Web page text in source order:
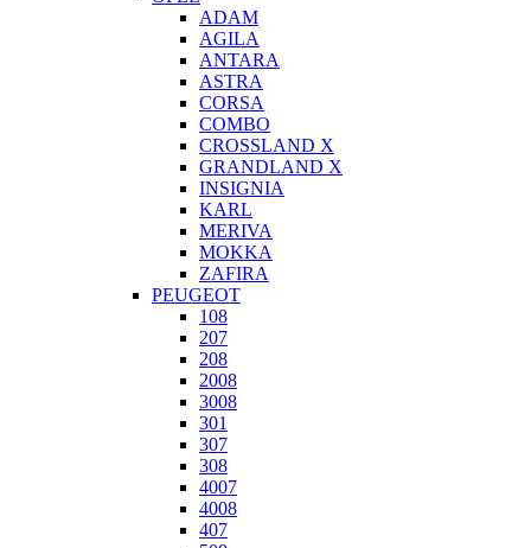
ADAM
AGILA
ANTARA
ASTRA
CORSA
COMBO
CROSSLAND X
GRANDLAND X
INSIGNIA
KARL
MERIVA
MOKKA
ZAFIRA
PEUGEOT
108
207
208
2008
3008
301
307
308
4007
4008
407